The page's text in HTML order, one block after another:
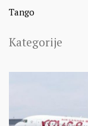
Tango
Kategorije